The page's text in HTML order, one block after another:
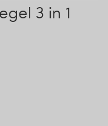
3 in 1